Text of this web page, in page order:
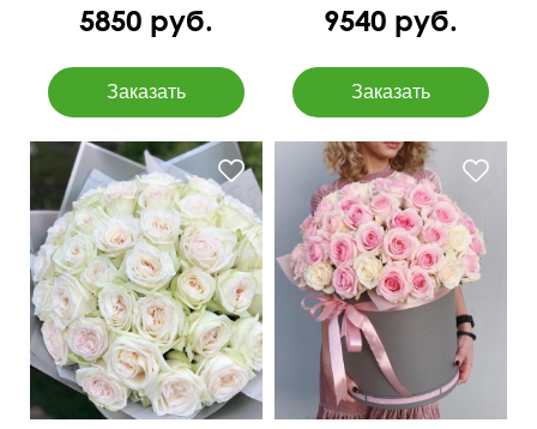
5850 руб. 9540 руб.
Крупный махровый бутон
Получатель точно будет в
восторге!